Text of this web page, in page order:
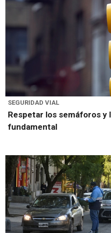
SEGURIDAD VIAL
Respetar los semáforos y
fundamental